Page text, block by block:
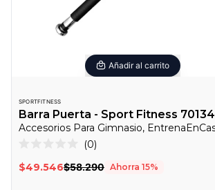
Añadir al carrito
SPORTFITNESS
Barra Puerta - Sport Fitness 70134
0
de
0
para
$49.546$58.290 Ahorra 15%